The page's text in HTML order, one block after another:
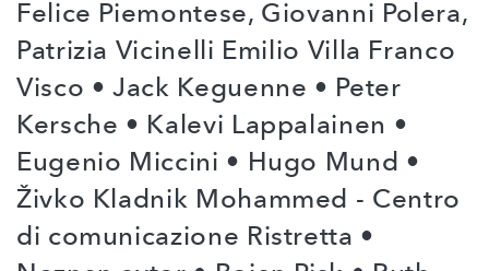
Felice Piemontese, Giovanni Polera,
Patrizia Vicinelli Emilio Villa Franco
Visco • Jack Keguenne • Peter
Kersche • Kalevi Lappalainen •
Eugenio Miccini • Hugo Mund •
Živko Kladnik Mohammed - Centro
di comunicazione Ristretta •